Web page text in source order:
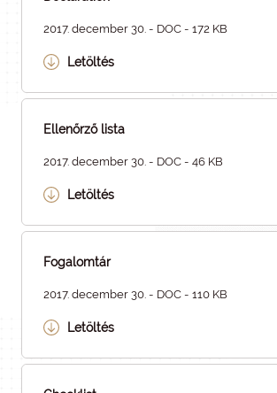
2017. december 30. - DOC - 172 KB
Letöltés
Ellenőrző lista
2017. december 30. - DOC - 46 KB
Letöltés
Fogalomtár
2017. december 30. - DOC - 110 KB
Letöltés